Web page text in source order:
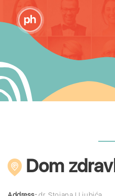
Dom